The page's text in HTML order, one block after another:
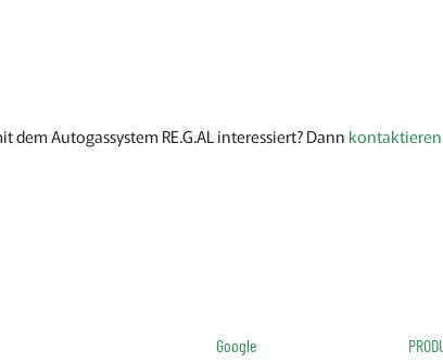
dem Autogassystem RE.G.AL interessiert? Dann kontaktieren
Google